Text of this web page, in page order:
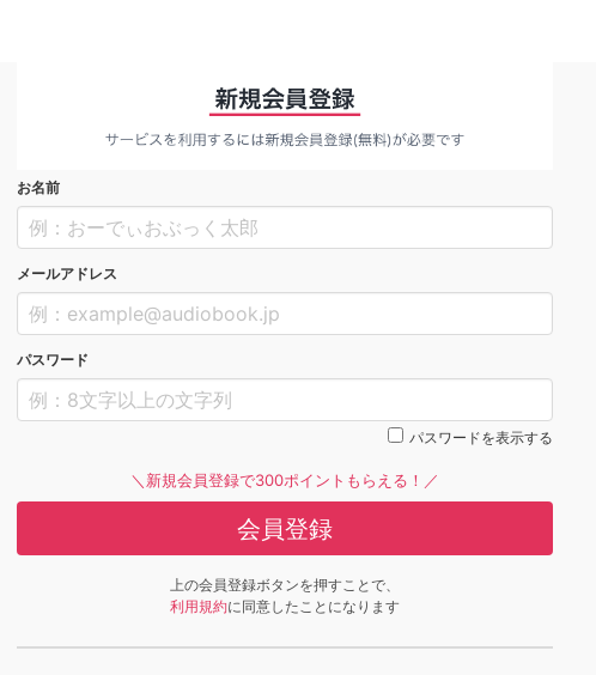
お名前
メールアドレス
パスワード
パスワードを表示する
＼新規会員登録で300ポイントもらえる！／
会員登録
上の会員登録ボタンを押すことで、
利用規約に同意したことになります